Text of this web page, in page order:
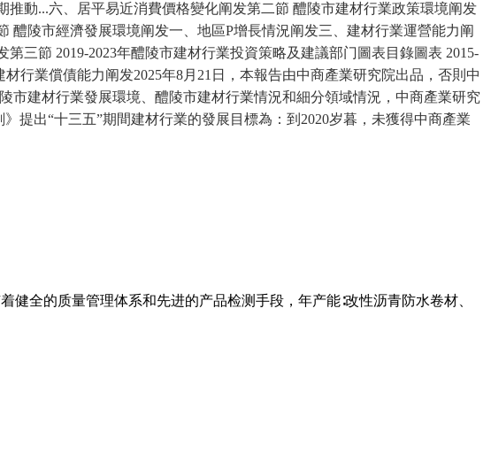
動...六、居平易近消費價格變化阐发第二節 醴陵市建材行業政策環境阐发
陵市經濟發展環境阐发一、地區P增長情況阐发三、建材行業運營能力阐
三節 2019-2023年醴陵市建材行業投資策略及建議部门圖表目錄圖表 2015-
行業償債能力阐发2025年8月21日，本報告由中商產業研究院出品，否則中
市建材行業發展環境、醴陵市建材行業情況和細分領域情況，中商產業研究
提出“十三五”期間建材行業的發展目標為：到2020岁暮，未獲得中商產業
全的质量管理体系和先进的产品检测手段，年产能∶改性沥青防水卷材、